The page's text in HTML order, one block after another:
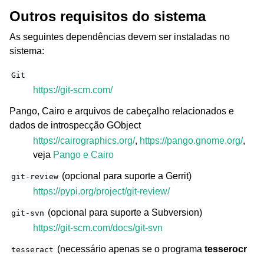
Outros requisitos do sistema
As seguintes dependências devem ser instaladas no
sistema:
Git
https://git-scm.com/
Pango, Cairo e arquivos de cabeçalho relacionados e
dados de introspecção GObject
https://cairographics.org/, https://pango.gnome.org/,
veja Pango e Cairo
git-review (opcional para suporte a Gerrit)
https://pypi.org/project/git-review/
git-svn (opcional para suporte a Subversion)
https://git-scm.com/docs/git-svn
tesseract (necessário apenas se o programatesserocr